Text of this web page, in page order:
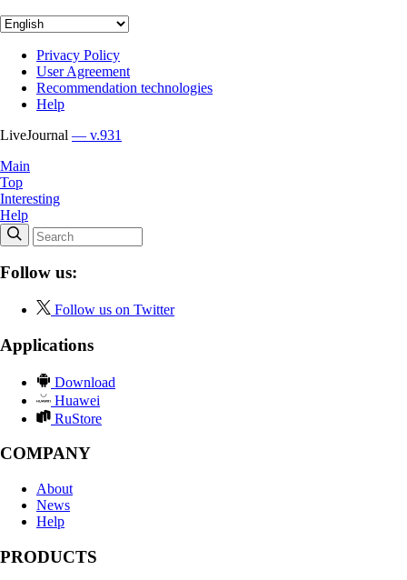
Privacy Policy
User Agreement
Recommendation technologies
Help
LiveJournal — v.931
Main
Top
Interesting
Help
Follow us:
Follow us on Twitter
Applications
Download
Huawei
RuStore
COMPANY
About
News
Help
PRODUCTS